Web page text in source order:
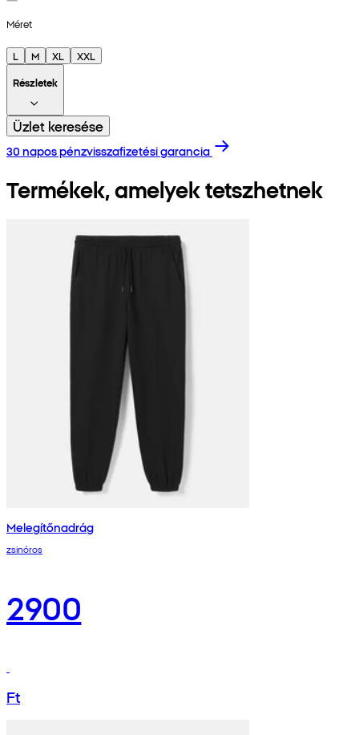
Méret
L M XL
XXL
Részletek
Üzlet keresése
30 napos pénzvisszafizetési garancia
Termékek, amelyek tetszhetnek
Melegítőnadrág
zsinóros
2900
Ft